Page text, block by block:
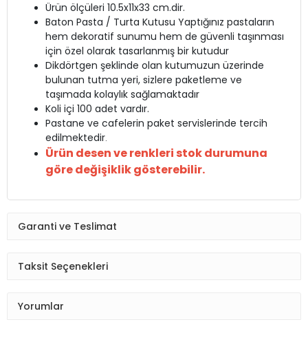
Ürün ölçüleri 10.5x11x33 cm.dir.
Baton Pasta / Turta Kutusu Yaptığınız pastaların
hem dekoratif sunumu hem de güvenli taşınması
için özel olarak tasarlanmış bir kutudur
Dikdörtgen şeklinde olan kutumuzun üzerinde
bulunan tutma yeri, sizlere paketleme ve
taşımada kolaylık sağlamaktadır
Koli içi 100 adet vardır.
Pastane ve cafelerin paket servislerinde tercih
edilmektedir.
Ürün desen ve renkleri stok durumuna
göre değişiklik gösterebilir.
Garanti ve Teslimat
Taksit Seçenekleri
Yorumlar